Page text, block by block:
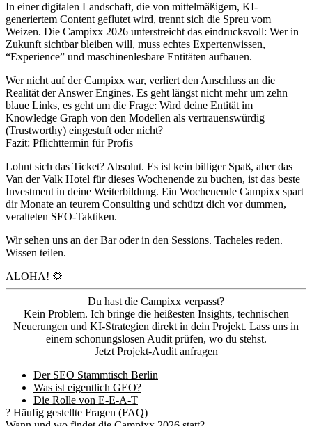
In einer digitalen Landschaft, die von mittelmäßigem, KI-
generiertem Content geflutet wird, trennt sich die Spreu vom
Weizen. Die Campixx 2026 unterstreicht das eindrucksvoll: Wer in
Zukunft sichtbar bleiben will, muss echtes Expertenwissen,
“Experience” und maschinenlesbare Entitäten aufbauen.
Wer nicht auf der Campixx war, verliert den Anschluss an die
Realität der Answer Engines. Es geht längst nicht mehr um zehn
blaue Links, es geht um die Frage: Wird deine Entität im
Knowledge Graph von den Modellen als vertrauenswürdig
(Trustworthy) eingestuft oder nicht?
Fazit: Pflichttermin für Profis
Lohnt sich das Ticket? Absolut. Es ist kein billiger Spaß, aber das
Van der Valk Hotel für dieses Wochenende zu buchen, ist das beste
Investment in deine Weiterbildung. Ein Wochenende Campixx spart
dir Monate an teurem Consulting und schützt dich vor dummen,
veralteten SEO-Taktiken.
Wir sehen uns an der Bar oder in den Sessions. Tacheles reden.
Wissen teilen.
ALOHA! 🌻
Du hast die Campixx verpasst?
Kein Problem. Ich bringe die heißesten Insights, technischen
Neuerungen und KI-Strategien direkt in dein Projekt. Lass uns in
einem schonungslosen Audit prüfen, wo du stehst.
Jetzt Projekt-Audit anfragen
Der SEO Stammtisch Berlin
Was ist eigentlich GEO?
Die Rolle von E-E-A-T
? Häufig gestellte Fragen (FAQ)